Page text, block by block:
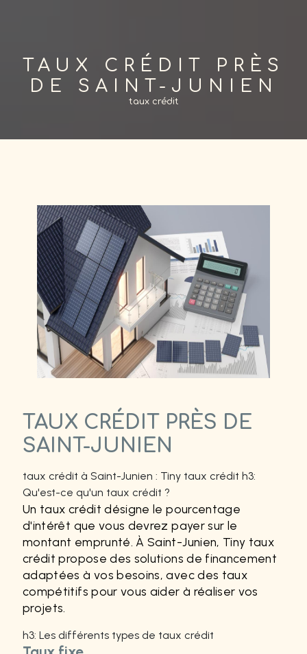
TAUX CRÉDIT PRÈS
DE SAINT-JUNIEN
taux crédit
TAUX CRÉDIT PRÈS DE
SAINT-JUNIEN
taux crédit à Saint-Junien : Tiny taux crédit h3:
Qu'est-ce qu'un taux crédit ?
Un taux crédit désigne le pourcentage
d'intérêt que vous devrez payer sur le
montant emprunté. À Saint-Junien, Tiny taux
crédit propose des solutions de financement
adaptées à vos besoins, avec des taux
compétitifs pour vous aider à réaliser vos
projets.
h3: Les différents types de taux crédit